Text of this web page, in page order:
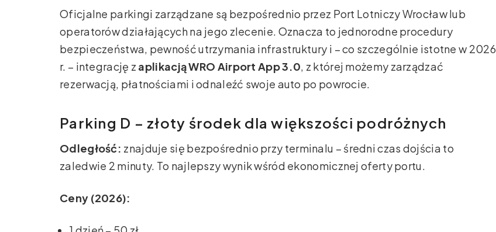
Oficjalne parkingi zarządzane są bezpośrednio przez Port Lotniczy Wrocław lub
operatorów działających na jego zlecenie. Oznacza to jednorodne procedury
bezpieczeństwa, pewność utrzymania infrastruktury i – co szczególnie istotne w 2026
r. – integrację z aplikacją WRO Airport App 3.0, z której możemy zarządzać
rezerwacją, płatnościami i odnaleźć swoje auto po powrocie.
Parking D – złoty środek dla większości podróżnych
Odległość: znajduje się bezpośrednio przy terminalu – średni czas dojścia to
zaledwie 2 minuty. To najlepszy wynik wśród ekonomicznej oferty portu.
Ceny (2026):